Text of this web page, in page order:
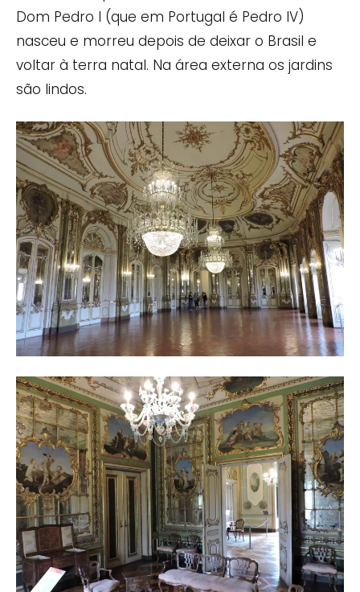
Dom Pedro I (que em Portugal é Pedro IV)
nasceu e morreu depois de deixar o Brasil e
voltar à terra natal. Na área externa os jardins
são lindos.